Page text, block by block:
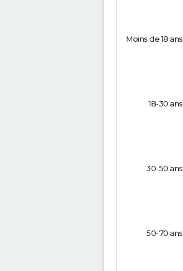
Moins de 18 ans
18-30 ans
30-50 ans
50-70 ans